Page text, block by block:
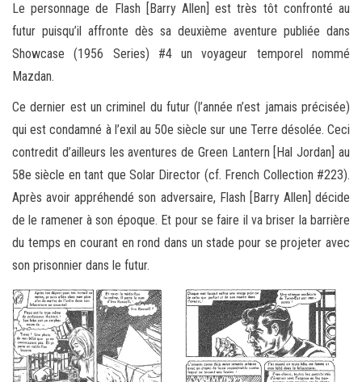
Le personnage de Flash [Barry Allen] est très tôt confronté au
futur puisqu’il affronte dès sa deuxième aventure publiée dans
Showcase (1956 Series) #4 un voyageur temporel nommé
Mazdan.
Ce dernier est un criminel du futur (l’année n’est jamais précisée)
qui est condamné à l’exil au 50e siècle sur une Terre désolée. Ceci
contredit d’ailleurs les aventures de Green Lantern [Hal Jordan] au
58e siècle en tant que Solar Director (cf. French Collection #223).
Après avoir appréhendé son adversaire, Flash [Barry Allen] décide
de le ramener à son époque. Et pour se faire il va briser la barrière
du temps en courant en rond dans un stade pour se projeter avec
son prisonnier dans le futur.